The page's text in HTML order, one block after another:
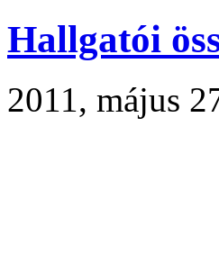
Hallgatói
2011, május